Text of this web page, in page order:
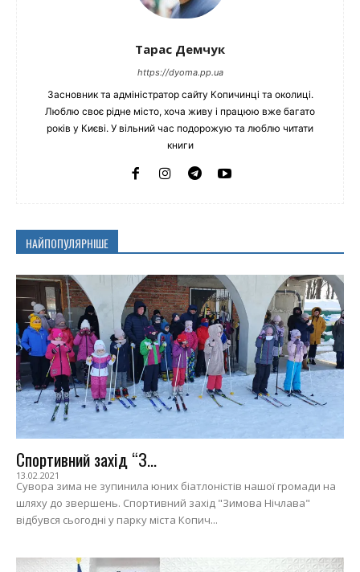
Тарас Демчук
https://dyoma.pp.ua
Засновник та адміністратор сайту Копичинці та околиці.
Люблю своє рідне місто, хоча живу і працюю вже багато
років у Києві. У вільний час подорожую та люблю читати
книги
НАЙПОПУЛЯРНІШЕ
Спортивний захід “З...
13.02.2021
Сувора зима не зупинила юних біатлоністів нашої громади на
шляху до звершень. Спортивний захід "Зимова Нічлава"
відбувся сьогодні у парку міста Копич...